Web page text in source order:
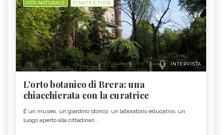
VITA NATURALE PIANTE E FIORI
INTERVISTA
L'orto botanico di Brera: una
chiacchierata con la curatrice
È un museo, un giardino storico, un laboratorio educativo, un
luogo aperto alla cittadinan...